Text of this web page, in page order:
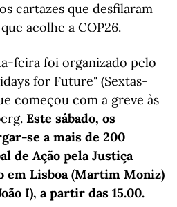
cartazes que desfilaram
acolhe a COP26.
feira foi organizado pelo
for Future" (Sextas-
começou com a greve às
Este sábado, os
se a mais de 200
de Ação pela Justiça
em Lisboa (Martim Moniz)
I), a partir das 15.00.